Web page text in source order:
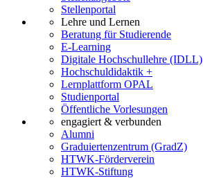
Stellenportal
Lehre und Lernen
Beratung für Studierende
E-Learning
Digitale Hochschullehre (IDLL)
Hochschuldidaktik +
Lernplattform OPAL
Studienportal
Öffentliche Vorlesungen
engagiert & verbunden
Alumni
Graduiertenzentrum (GradZ)
HTWK-Förderverein
HTWK-Stiftung